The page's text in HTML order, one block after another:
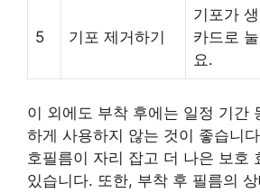
5 기포 제거하기
기포가
카드로
요.
이 외에도 부착 후에는 일정 기간
하게 사용하지 않는 것이 좋습니
호필름이 자리 잡고 더 나은 보호
있습니다. 또한, 부착 후 필름의